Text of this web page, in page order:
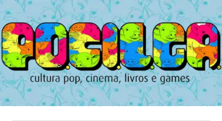
Ir
para
o
conteúdo